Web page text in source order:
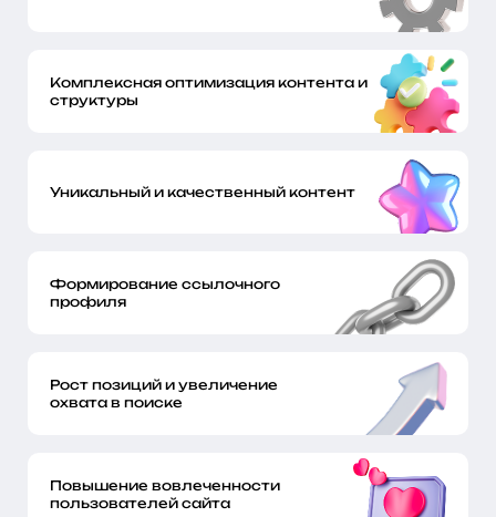
Комплексная оптимизация контента и
структуры
Уникальный и качественный контент
Формирование ссылочного
профиля
Рост позиций и увеличение
охвата в поиске
Повышение вовлеченности
пользователей сайта